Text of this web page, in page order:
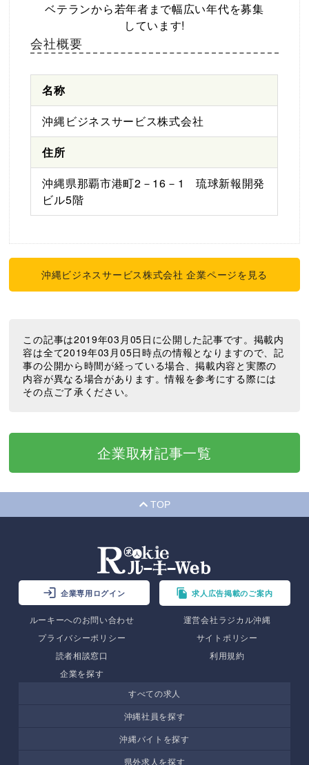
ベテランから若年者まで幅広い年代を募集
しています!
会社概要
名称
沖縄ビジネスサービス株式会社
住所
沖縄県那覇市港町2－16－1 琉球新報開発
ビル5階
沖縄ビジネスサービス株式会社 企業ページを見る
この記事は2019年03月05日に公開した記事です。掲載内
容は全て2019年03月05日時点の情報となりますので、記
事の公開から時間が経っている場合、掲載内容と実際の
内容が異なる場合があります。情報を参考にする際には
その点ご了承ください。
企業取材記事一覧
TOP
企業専用ログイン 求人広告掲載のご案内
ルーキーへのお問い合わせ
運営会社ラジカル沖縄
プライバシーポリシー
サイトポリシー
読者相談窓口
利用規約
企業を探す
すべての求人
沖縄社員を探す
沖縄バイトを探す
県外求人を探す